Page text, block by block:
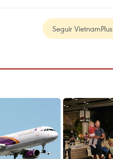
Seguir VietnamPlus